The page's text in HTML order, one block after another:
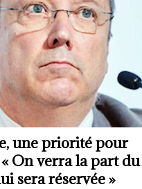
une priorité pour
On verra la part du
sera réservée »